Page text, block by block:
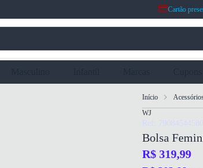
Cartão
Início
WJ
Ref:
Bolsa
R$ 319,99